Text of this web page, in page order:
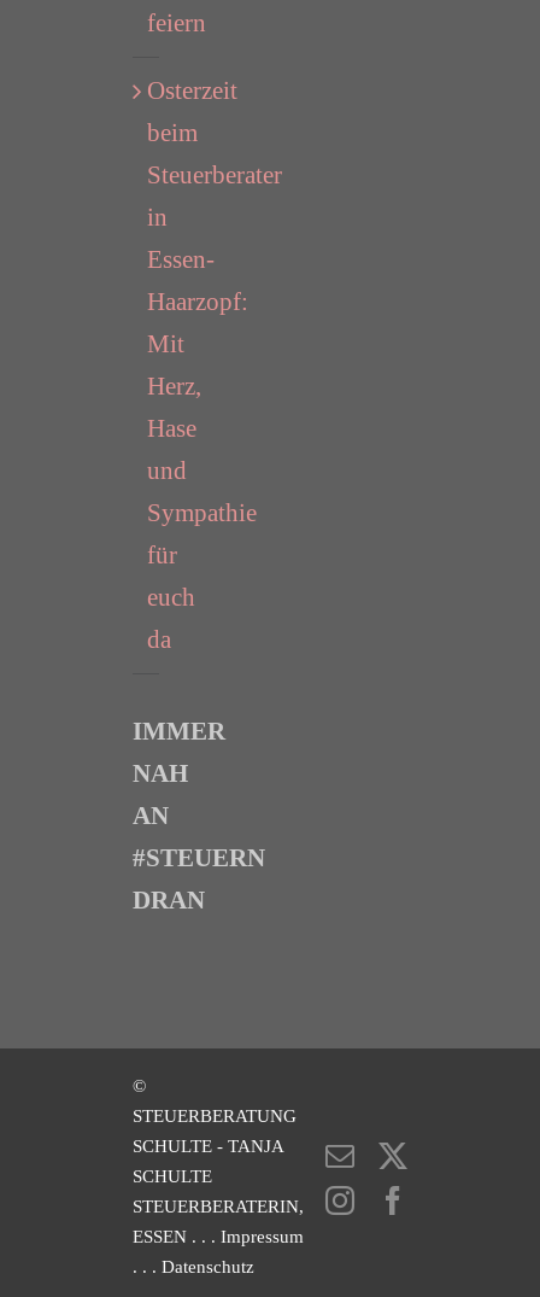
feiern
Osterzeit
beim
Steuerberater
in
Essen-
Haarzopf:
Mit
Herz,
Hase
und
Sympathie
für
euch
da
IMMER
NAH
AN
#STEUERN
DRAN
©
STEUERBERATUNG
SCHULTE - TANJA
SCHULTE
STEUERBERATERIN,
ESSEN . . . Impressum
. . . Datenschutz
E-
Mail
Instagram